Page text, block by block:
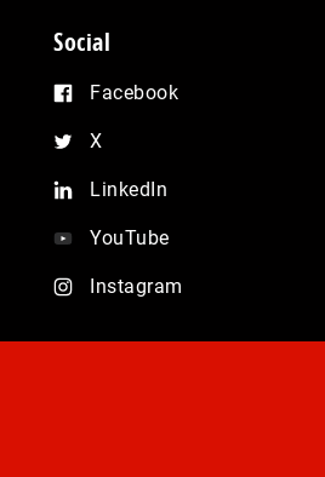
Social
Facebook
X
LinkedIn
YouTube
Instagram